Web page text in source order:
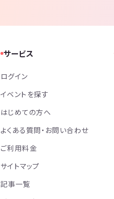
サービス
ログイン
イベントを探す
はじめての方へ
よくある質問・お問い合わせ
ご利用料金
サイトマップ
記事一覧